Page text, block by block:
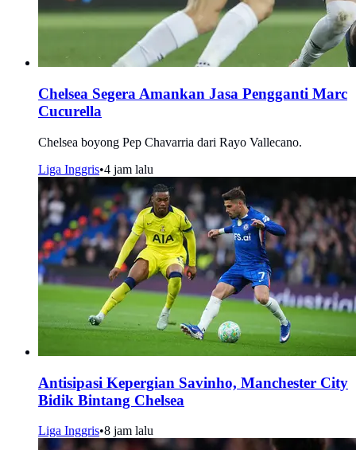
Chelsea Segera Amankan Jasa Pengganti Marc
Cucurella
Chelsea boyong Pep Chavarria dari Rayo Vallecano.
Liga Inggris•4 jam lalu
Antisipasi Kepergian Savinho, Manchester City
Bidik Bintang Chelsea
Liga Inggris•8 jam lalu